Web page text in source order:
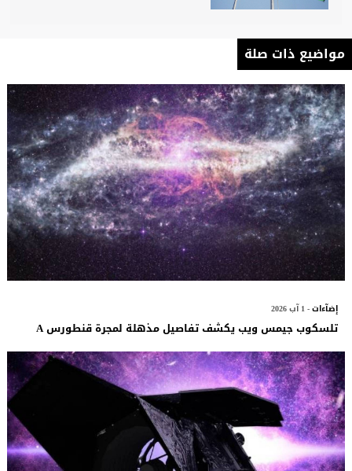
مواضيع ذات صلة
إضآءات- 1 آب 2026
تلسكوب جيمس ويب يكشف تفاصيل مذهلة لمجرة قنطورس A